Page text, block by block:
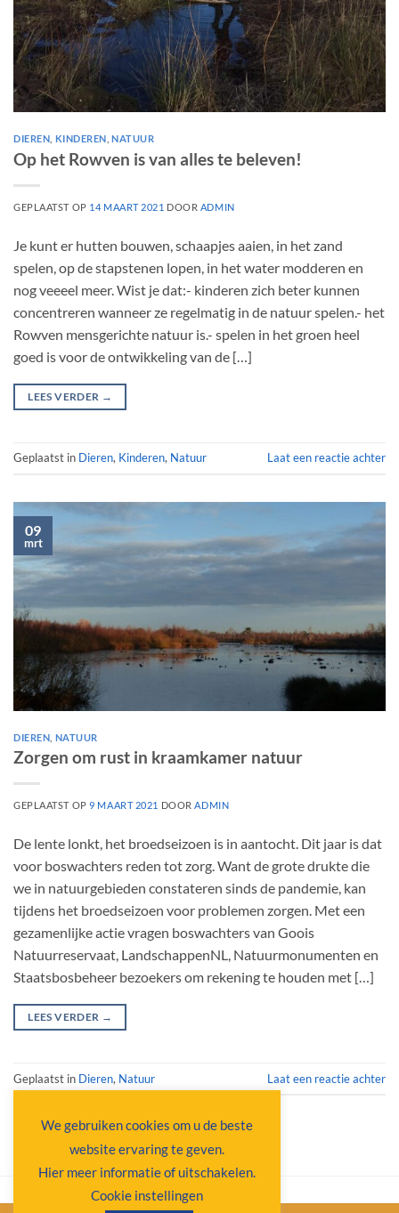
DIEREN KINDEREN ,NATUUR
Op het Rowven is van alles te beleven!
GEPLAATST OP 14 MAART 2021 DOOR ADMIN
Je kunt er hutten bouwen, schaapjes aaien, in het zand
spelen, op de stapstenen lopen, in het water modderen en
nog veeeel meer. Wist je dat:- kinderen zich beter kunnen
concentreren wanneer ze regelmatig in de natuur spelen.- het
Rowven mensgerichte natuur is.- spelen in het groen heel
goed is voor de ontwikkeling van de […]
LEES VERDER →
Geplaatst in Dieren, Kinderen, Natuur Laat een reactie achter
09
mrt
DIEREN NATUUR
Zorgen om rust in kraamkamer natuur
GEPLAATST OP9 MAART 2021 DOORADMIN
De lente lonkt, het broedseizoen is in aantocht. Dit jaar is dat
voor boswachters reden tot zorg. Want de grote drukte die
we in natuurgebieden constateren sinds de pandemie, kan
tijdens het broedseizoen voor problemen zorgen. Met een
gezamenlijke actie vragen boswachters van Goois
Natuurreservaat, LandschappenNL, Natuurmonumenten en
Staatsbosbeheer bezoekers om rekening te houden met […]
LEES VERDER →
Geplaatst in Dieren, Natuur Laat een reactie achter
We gebruiken cookies om u de beste
website ervaring te geven.
Hier meer informatie of uitschakelen.
Cookie instellingen